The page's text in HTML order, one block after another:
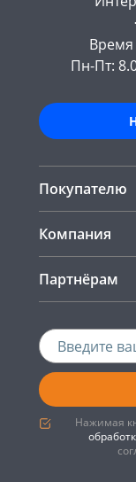
Время
Пн-Пт:
Покупателю
Компания
Партнёрам
Нажимая